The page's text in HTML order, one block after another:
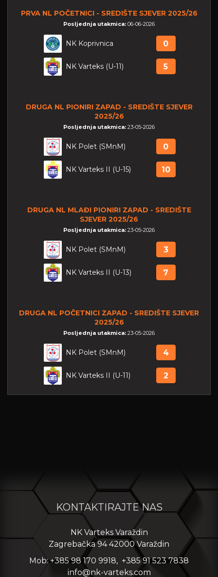
PRVA NL POČETNICI - SREDIŠTE SJEVER 2025/26
Posljednja utakmica: 06-06-2026
NK Koprivnica 0
NK Varteks (U-11) 5
DRUGA NL PIONIRI ZAPAD - SREDIŠTE SJEVER
2025/26
Posljednja utakmica: 23-05-2026
NK Polet (SMnM) 0
NK Varteks II (U-15) 10
DRUGA NL MLAĐI PIONIRI ZAPAD - SREDIŠTE
SJEVER 2025/26
Posljednja utakmica: 23-05-2026
NK Polet (SMnM) 3
NK Varteks II (U-13) 7
DRUGA NL POČETNICI ZAPAD - SREDIŠTE SJEVER
2025/26
Posljednja utakmica: 23-05-2026
NK Polet (SMnM) 4
NK Varteks II (U-11) 2
KONTAKTIRAJTE NAS
NK Varteks Varaždin
Zagrebačka 94 42000 Varaždin
Mob: +385 98 170 9918, +385 91 523 7838
info@nk-varteks.com